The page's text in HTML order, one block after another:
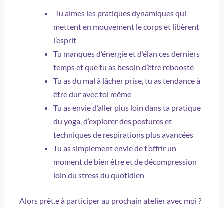
Tu aimes les pratiques dynamiques qui
mettent en mouvement le corps et libèrent
l’esprit
Tu manques d’énergie et d’élan ces derniers
temps et que tu as besoin d’être reboosté
Tu as du mal à lâcher prise, tu as tendance à
être dur avec toi même
Tu as envie d’aller plus loin dans ta pratique
du yoga, d’explorer des postures et
techniques de respirations plus avancées
Tu as simplement envie de t’offrir un
moment de bien être et de décompression
loin du stress du quotidien
Alors prêt.e à participer au prochain atelier avec moi ?